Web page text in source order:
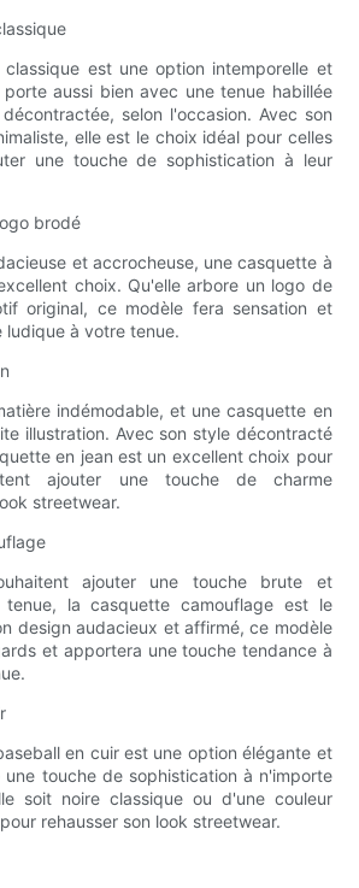
est une option intemporelle et
aussi bien avec une tenue habillée
selon l'occasion. Avec son
elle est le choix idéal pour celles
une touche de sophistication à leur
brodé
et accrocheuse, une casquette à
choix. Qu'elle arbore un logo de
original, ce modèle fera sensation et
ludique à votre tenue.
indémodable, et une casquette en
illustration. Avec son style décontracté
en jean est un excellent choix pour
ajouter une touche de charme
streetwear.
ajouter une touche brute et
la casquette camouflage est le
design audacieux et affirmé, ce modèle
et apportera une touche tendance à
en cuir est une option élégante et
une touche de sophistication à n'importe
soit noire classique ou d'une couleur
rehausser son look streetwear.